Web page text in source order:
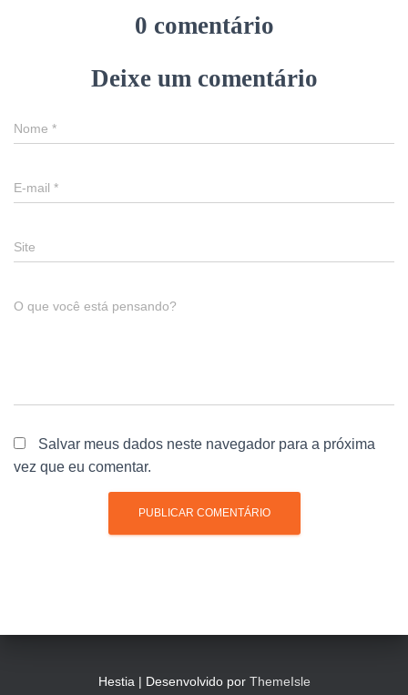
0 comentário
Deixe um comentário
Nome *
E-mail *
Site
O que você está pensando?
Salvar meus dados neste navegador para a próxima
vez que eu comentar.
Hestia | Desenvolvido por ThemeIsle